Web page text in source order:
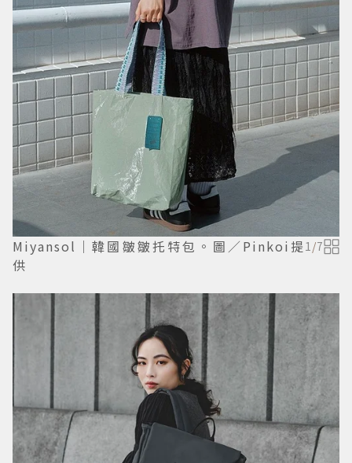
Miyansol｜韓國皺皺托特包。圖／Pinkoi提
供
1/7